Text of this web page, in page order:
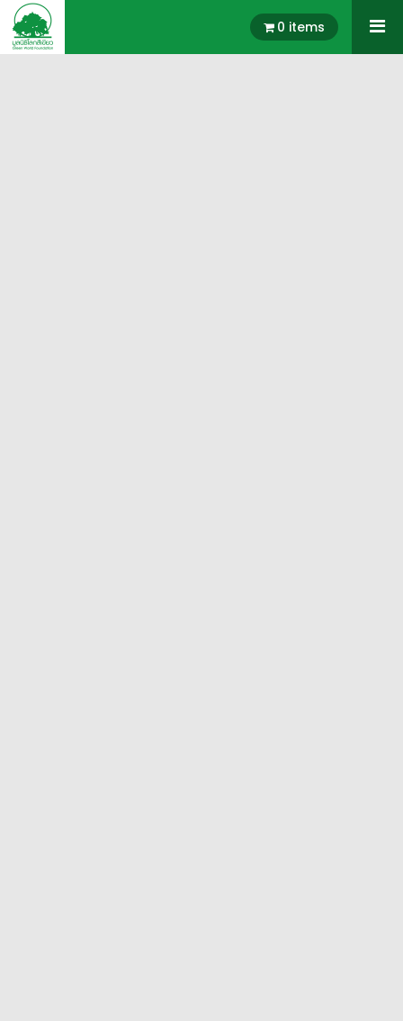
0 items